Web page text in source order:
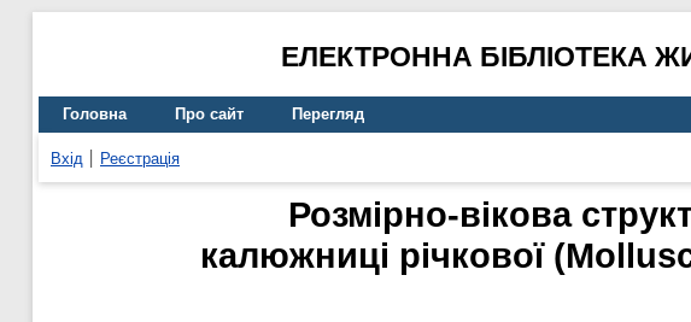
ЕЛЕКТРОННА БІБЛІОТЕКА
Головна Про сайт Перегляд
Вхід Реєстрація
Розмірно-вікова
калюжниці річкової